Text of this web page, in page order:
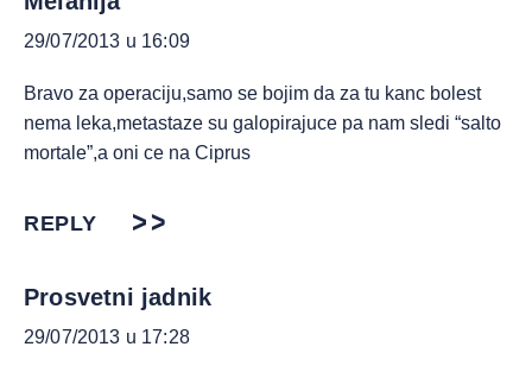
29/07/2013 u 16:09
Bravo za operaciju,samo se bojim da za tu kanc bolest
nema leka,metastaze su galopirajuce pa nam sledi “salto
mortale”,a oni ce na Ciprus
REPLY
Prosvetni jadnik
29/07/2013 u 17:28